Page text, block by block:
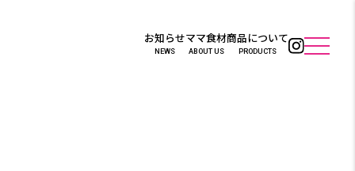
お知らせ
NEWS
ママ食材
ABOUT US
商品について
PRODUCTS